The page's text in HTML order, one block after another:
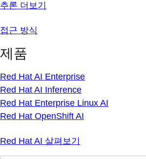
추론 더보기
접근 방식
제품
Red Hat AI Enterprise
Red Hat AI Inference
Red Hat Enterprise Linux AI
Red Hat OpenShift AI
Red Hat AI 살펴보기